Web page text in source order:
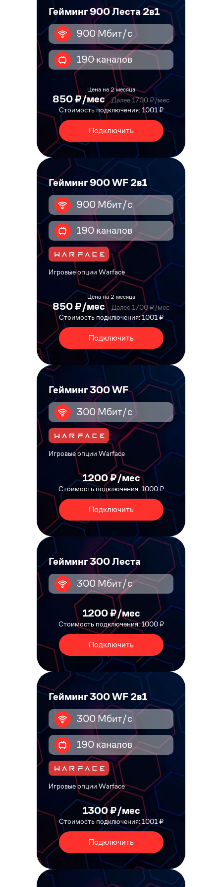
Гейминг 900 Леста 2в1
900 Мбит/с
190 каналов
Цена на 2 месяца
850 ₽/мес
Далее 1700 ₽/мес
Стоимость подключения: 1001 ₽
Подключить
Гейминг 900 WF 2в1
900 Мбит/с
190 каналов
Игровые опции Warface
Цена на 2 месяца
850 ₽/мес
Далее 1700 ₽/мес
Стоимость подключения: 1001 ₽
Подключить
Гейминг 300 WF
300 Мбит/с
Игровые опции Warface
1200 ₽/мес
Стоимость подключения: 1000 ₽
Подключить
Гейминг 300 Леста
300 Мбит/с
1200 ₽/мес
Стоимость подключения: 1000 ₽
Подключить
Гейминг 300 WF 2в1
300 Мбит/с
190 каналов
Игровые опции Warface
1300 ₽/мес
Стоимость подключения: 1001 ₽
Подключить